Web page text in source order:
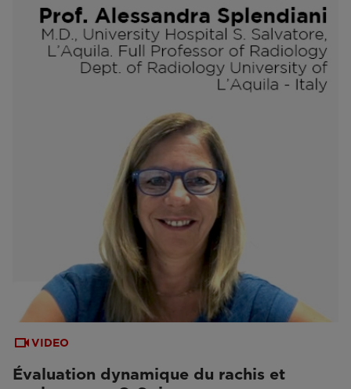
VIDEO
Évaluation dynamique du rachis et